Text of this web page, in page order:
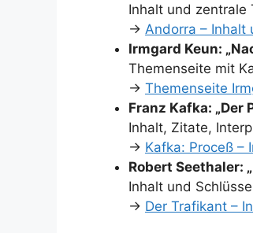
Inhalt und zentrale
→ Andorra – Inhalt
Irmgard Keun:
Themenseite mit
→ Themenseite
Franz Kafka: „Der
Inhalt, Zitate,
→ Kafka: Proceß –
Robert Seethaler:
Inhalt und
→ Der Trafikant –